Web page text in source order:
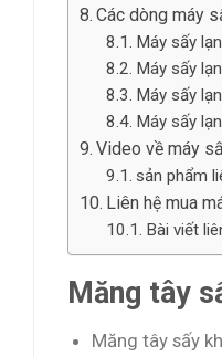
Các dòng máy
Máy sấy
Máy sấy
Máy sấy
Máy sấy
Video về máy
sản phẩm
Liên hệ mua
Bài viết
Măng tây
Măng tây sấy